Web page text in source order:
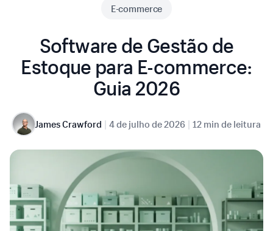
E-commerce
Software de Gestão de
Estoque para E-commerce:
Guia 2026
James Crawford | 4 de julho de 2026 | 12 min de leitura